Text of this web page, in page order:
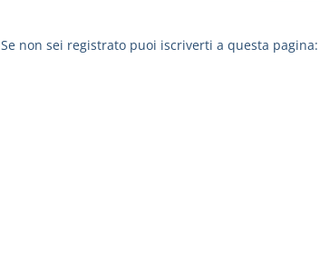
Se non sei registrato puoi iscriverti a questa pagina: